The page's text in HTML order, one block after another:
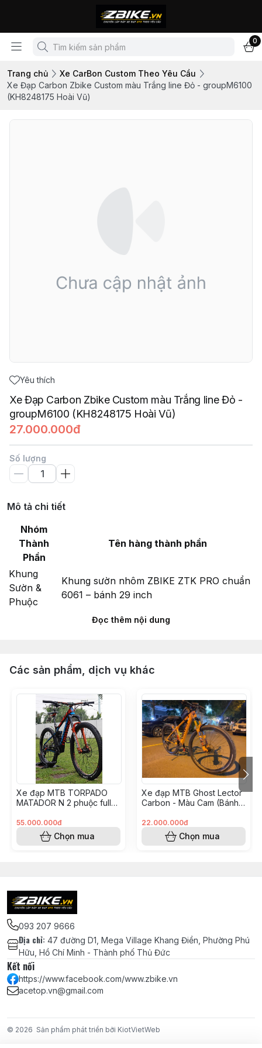
0
Trang chủ
Xe CarBon Custom Theo Yêu Cầu
Xe Đạp Carbon Zbike Custom màu Trắng line Đỏ - groupM6100
(KH8248175 Hoài Vũ)
Yêu thích
Xe Đạp Carbon Zbike Custom màu Trắng line Đỏ -
groupM6100 (KH8248175 Hoài Vũ)
27.000.000đ
Số lượng
Mô tả chi tiết
Nhóm
Thành
Phần
Tên hàng thành phần
Khung
Sườn &
Phuộc
Khung sườn nhôm ZBIKE ZTK PRO chuẩn
6061 – bánh 29 inch
Ty trục Boost đóng mở thông minh
120mm siêu nhẹ – màu đen
Chén cổ nhôm bạc đạn LEBYCLE 44-
55mm siêu nhẹ – màu đen
Vòng carbon chêm cổ phuộc 28.6 (10mm
x2 & 5mm x1)
Miếng dán cao su bảo vệ gắp xe đạp địa
hình
Hệ Thống
Truyền
Động
Bộ group mini Shimano M6100 1x12 full
bộ 4 món – chuẩn cối MS
Đĩa KEHS BCD96 – 36T cho Shimano
CUES U6000
Đầu chặn dây đề nhôm 7075 lõi đồng
Pedal MZYRH siêu nhẹ nylon, trục thép
CRMO, 3 bạc đạn NBK – màu đen
Bánh Xe
Bánh bộ ZBIKE PAS siêu nhẹ cối Ratchet
54T – trục Boost 110/148 – chuẩn MS –
bánh 29
Ruột CST Ultra Light 29x1.9/2.35 van SV
Phanh
hãng
Đĩa Center Lock GIRO 160mm
Đọc thêm nội dung
Các sản phẩm, dịch vụ khác
Xe đạp MTB TORPADO
MATADOR N 2 phuộc full
mới
55.000.000đ
Chọn mua
Xe đạp MTB Ghost Lector
Carbon - Màu Cam (Bánh
22.000.000đ
Chọn mua
093 207 9666
Địa chỉ: 47 đường D1, Mega Village Khang Điền, Phường Phú
Hữu, Hồ Chí Minh - Thành phố Thủ Đức
Kết nối
https://www.facebook.com/www.zbike.vn
acetop.vn@gmail.com
© 2026 Sản phẩm phát triển bởi KiotVietWeb